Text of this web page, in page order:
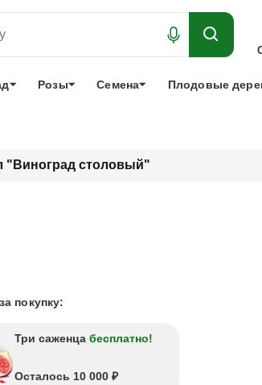
Розы Семена Плодовые
"Виноград столовый"
покупку:
Три саженца бесплатно!
Осталось 10 000 ₽